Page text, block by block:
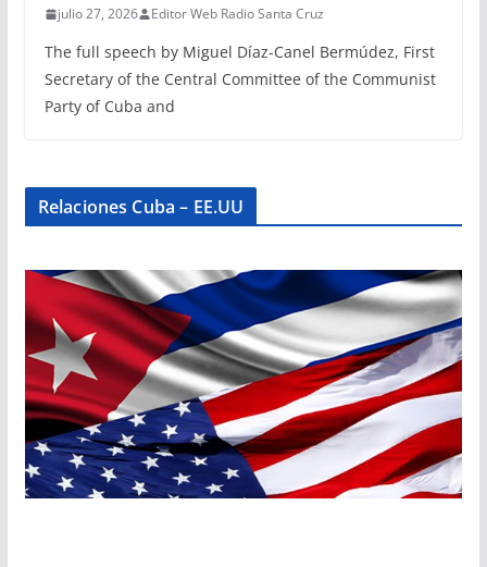
julio 27, 2026 Editor Web Radio Santa Cruz
The full speech by Miguel Díaz-Canel Bermúdez, First
Secretary of the Central Committee of the Communist
Party of Cuba and
Relaciones Cuba – EE.UU